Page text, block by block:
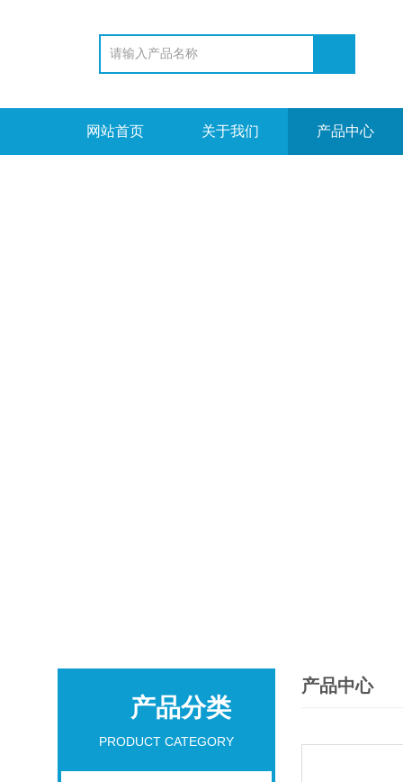
网站首页 关于我们 产品中心
产品分类
PRODUCT CATEGORY
产品中心